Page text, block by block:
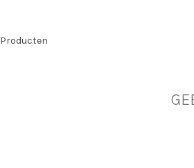
Producten